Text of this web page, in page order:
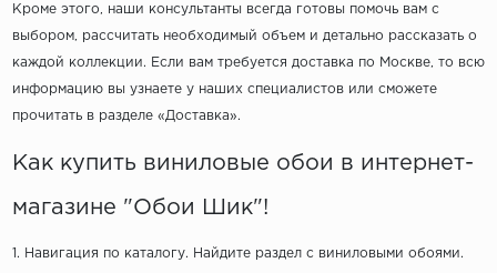
Кроме этого, наши консультанты всегда готовы помочь вам с
выбором, рассчитать необходимый объем и детально рассказать о
каждой коллекции. Если вам требуется доставка по Москве, то всю
информацию вы узнаете у наших специалистов или сможете
прочитать в разделе «Доставка».
Как купить виниловые обои в интернет-
магазине "Обои Шик"!
1. Навигация по каталогу. Найдите раздел с виниловыми обоями.